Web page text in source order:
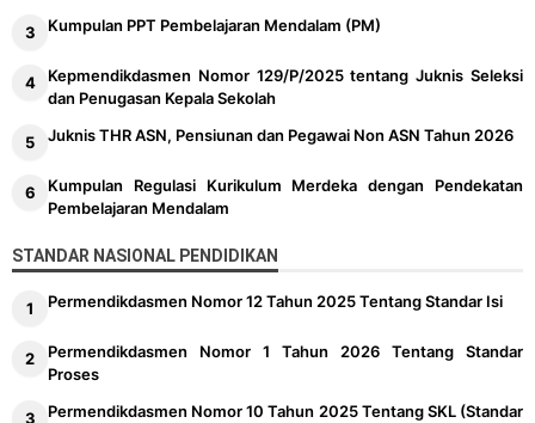
Kumpulan PPT Pembelajaran Mendalam (PM)
Kepmendikdasmen Nomor 129/P/2025 tentang Juknis Seleksi
dan Penugasan Kepala Sekolah
Juknis THR ASN, Pensiunan dan Pegawai Non ASN Tahun 2026
Kumpulan Regulasi Kurikulum Merdeka dengan Pendekatan
Pembelajaran Mendalam
STANDAR NASIONAL PENDIDIKAN
Permendikdasmen Nomor 12 Tahun 2025 Tentang Standar Isi
Permendikdasmen Nomor 1 Tahun 2026 Tentang Standar
Proses
Permendikdasmen Nomor 10 Tahun 2025 Tentang SKL (Standar